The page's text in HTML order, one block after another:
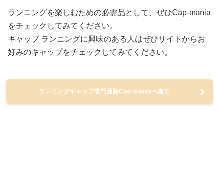
ランニングを楽しむための必需品として、ぜひCap-mania
をチェックしてみてください。
キャップ ランニングに興味のある人はぜひサイトからお
好みのキャップをチェックしてみてください。
ランニングキャップ専門通販Cap-maniaへ進む